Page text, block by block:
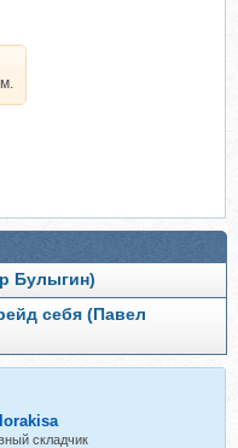
Булыгин)
себя (Павел
lorakisa
складчик